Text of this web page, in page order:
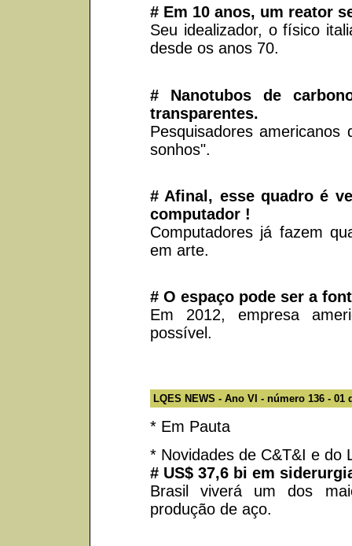
# Em 10 anos, um reator
Seu idealizador, o físico
desde os anos 70.
# Nanotubos de
transparentes.
Pesquisadores
sonhos".
# Afinal, esse quadro é
computador !
Computadores já fazem
em arte.
# O espaço pode ser a
Em 2012, empresa
possível.
LQES NEWS - Ano VI - número 136 - 01
* Em Pauta
* Novidades de C&T&I e do
# US$ 37,6 bi em
Brasil viverá um dos
produção de aço.